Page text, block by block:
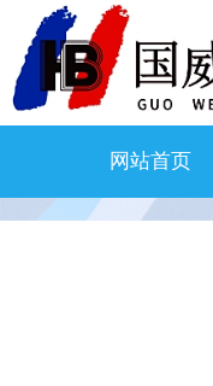
网站首页